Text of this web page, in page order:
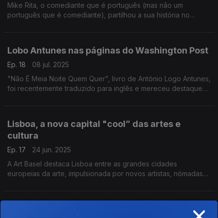
Mike Rita, o comediante que é português (mas não um
português que é comediante), partilhou a sua história no
Lobo Antunes nas páginas do Washington Post
Ep. 18
08 jul. 2025
"Não É Meia Noite Quem Quer", livro de António Logo Antunes,
foi recentemente traduzido para inglês e mereceu destaque
Lisboa, a nova capital "cool” das artes e
cultura
Ep. 17
24 jun. 2025
A Art Basel destaca Lisboa entre as grandes cidades
europeias da arte, impulsionada por novos artistas, nómadas